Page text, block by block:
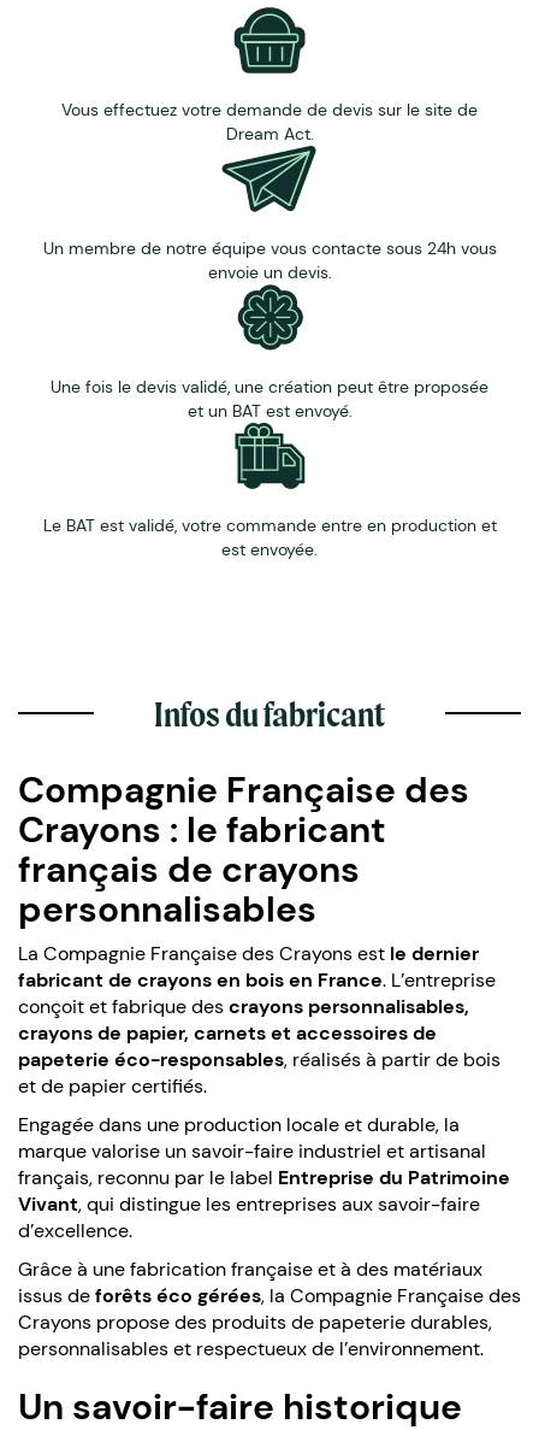
Vous effectuez votre demande de devis sur le site de
Dream Act.
Un membre de notre équipe vous contacte sous 24h vous
envoie un devis.
Une fois le devis validé, une création peut être proposée
et un BAT est envoyé.
Le BAT est validé, votre commande entre en production et
est envoyée.
Infos du fabricant
Compagnie Française des
Crayons : le fabricant
français de crayons
personnalisables
La Compagnie Française des Crayons est le dernier
fabricant de crayons en bois en France. L’entreprise
conçoit et fabrique descrayons personnalisables,
crayons de papier, carnets et accessoires de
papeterie éco-responsables, réalisés à partir de bois
et de papier certifiés.
Engagée dans une production locale et durable, la
marque valorise un savoir-faire industriel et artisanal
français, reconnu par le label Entreprise du Patrimoine
Vivant, qui distingue les entreprises aux savoir-faire
d’excellence.
Grâce à une fabrication française et à des matériaux
issus deforêts éco gérées, la Compagnie Française des
Crayons propose des produits de papeterie durables,
personnalisables et respectueux de l’environnement.
Un savoir-faire historique